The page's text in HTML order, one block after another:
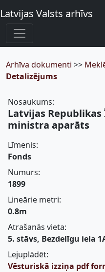
Latvijas Valsts arhīvs
Arhīva dokumenti >>
Detalizējums
Nosaukums:
Latvijas
ministra aparāts
Līmenis:
Fonds
Numurs:
1899
Lineārie metri:
0.8m
Atrašanās vieta:
5. stāvs, Bezdelīgu iela
Lejuplādēt:
Vēsturiskā izziņa pdf